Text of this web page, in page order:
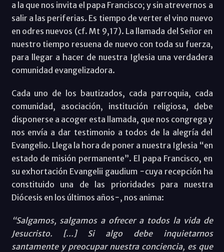
a la que nos invita el papa Francisco; y sin atrevernos a
salir a las periferias. Es tiempo de verter el vino nuevo
en odres nuevos (cf. Mt 9,17). La llamada del Señor en
nuestro tiempo resuena de nuevo con toda su fuerza,
para llegar a hacer de nuestra Iglesia una verdadera
comunidad evangelizadora.
Cada uno de los bautizados, cada parroquia, cada
comunidad, asociación, institución religiosa, debe
disponerse a acoger esta llamada, que nos congrega y
nos envía a dar testimonio a todos de la alegría del
Evangelio. Llega la hora de poner a nuestra Iglesia “en
estado de misión permanente”. El papa Francisco, en
su exhortación Evangelii gaudium −cuya recepción ha
constituido una de las prioridades para nuestra
Diócesis en los últimos años−, nos anima:
“Salgamos, salgamos a ofrecer a todos la vida de
Jesucristo. [...] Si algo debe inquietarnos
santamente y preocupar nuestra conciencia, es que